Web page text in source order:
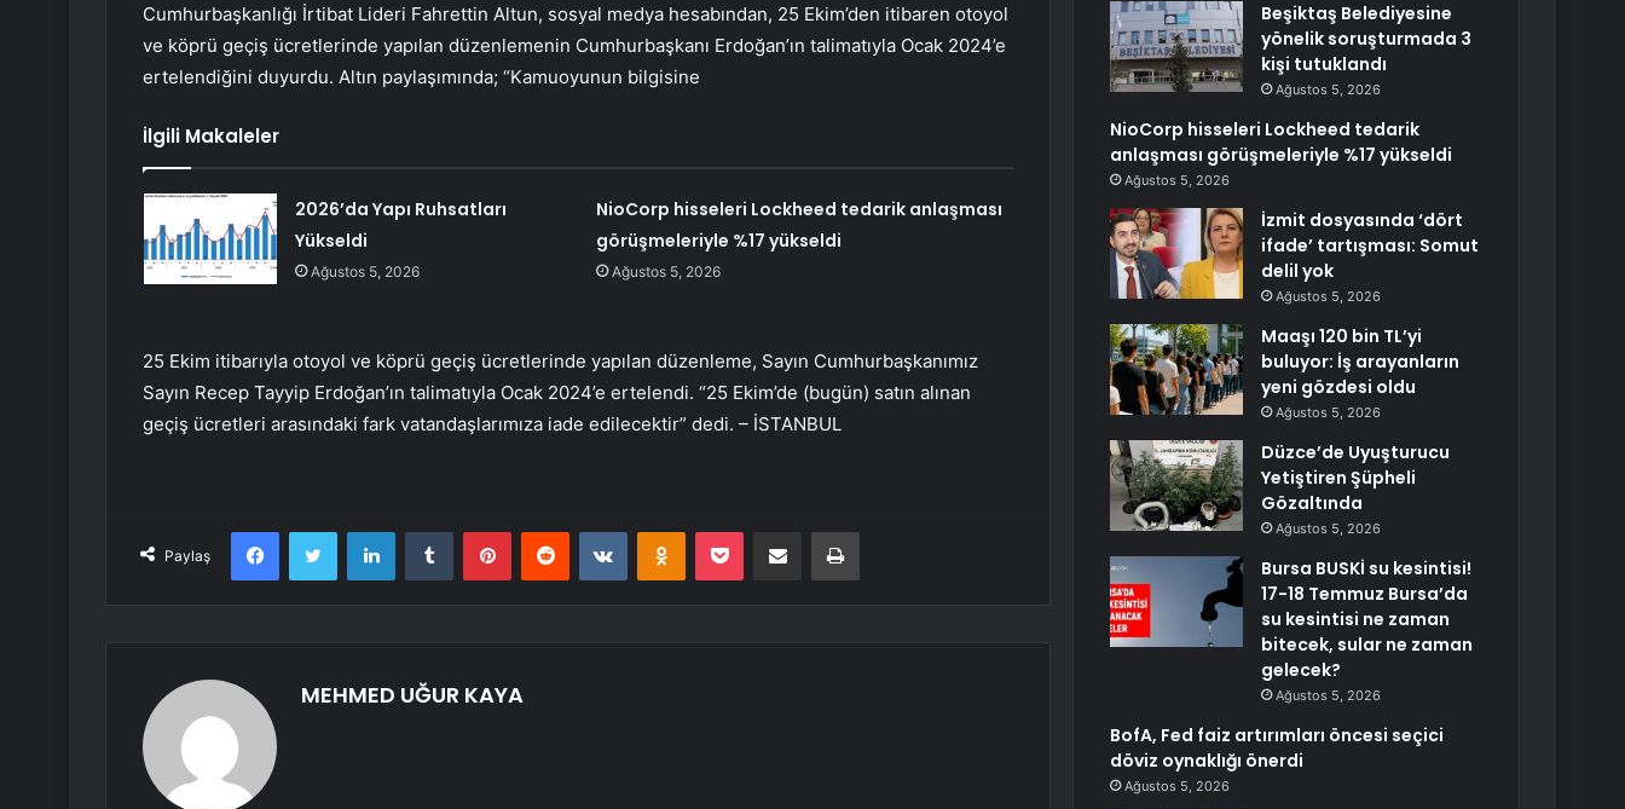
Cumhurbaşkanlığı İrtibat Lideri Fahrettin Altun, sosyal medya hesabından, 25 Ekim’den itibaren otoyol
ve köprü geçiş ücretlerinde yapılan düzenlemenin Cumhurbaşkanı Erdoğan’ın talimatıyla Ocak 2024’e
ertelendiğini duyurdu. Altın paylaşımında; “Kamuoyunun bilgisine
İlgili Makaleler
2026’da Yapı Ruhsatları
Yükseldi
Ağustos 5, 2026
NioCorp hisseleri Lockheed tedarik anlaşması
görüşmeleriyle %17 yükseldi
Ağustos 5, 2026
25 Ekim itibarıyla otoyol ve köprü geçiş ücretlerinde yapılan düzenleme, Sayın Cumhurbaşkanımız
Sayın Recep Tayyip Erdoğan’ın talimatıyla Ocak 2024’e ertelendi. “25 Ekim’de (bugün) satın alınan
geçiş ücretleri arasındaki fark vatandaşlarımıza iade edilecektir” dedi. – İSTANBUL
Paylaş
FacebookTwitter LinkedInTumblr PinterestReddit VKontakteOdnoklassniki
Pocket E-Posta ile paylaş Yazdır
MEHMED UĞUR KAYA
Beşiktaş Belediyesine
yönelik soruşturmada 3
kişi tutuklandı
Ağustos 5, 2026
NioCorp hisseleri Lockheed tedarik
anlaşması görüşmeleriyle %17 yükseldi
Ağustos 5, 2026
İzmit dosyasında ‘dört
ifade’ tartışması: Somut
delil yok
Ağustos 5, 2026
Maaşı 120 bin TL’yi
buluyor: İş arayanların
yeni gözdesi oldu
Ağustos 5, 2026
Düzce’de Uyuşturucu
Yetiştiren Şüpheli
Gözaltında
Ağustos 5, 2026
Bursa BUSKİ su kesintisi!
17-18 Temmuz Bursa’da
su kesintisi ne zaman
bitecek, sular ne zaman
gelecek?
Ağustos 5, 2026
BofA, Fed faiz artırımları öncesi seçici
döviz oynaklığı önerdi
Ağustos 5, 2026